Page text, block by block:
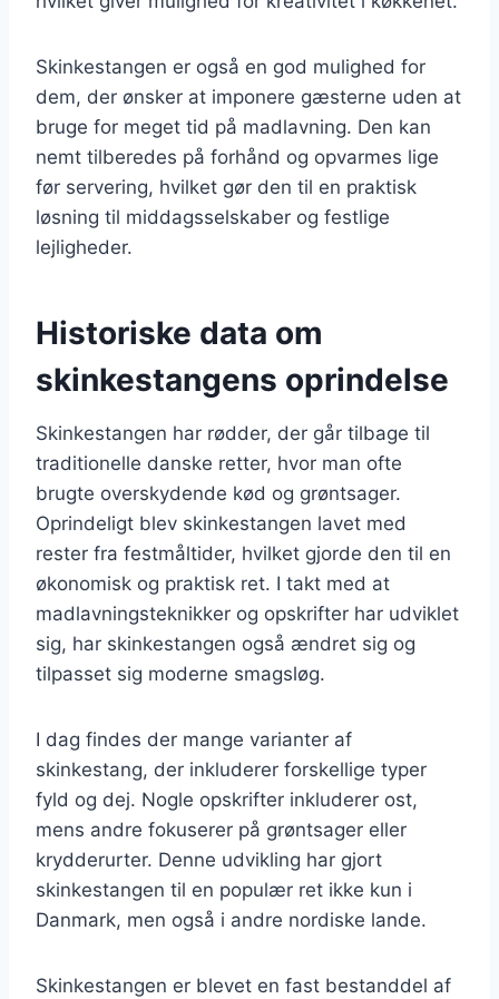
Skinkestangen er også en god mulighed for
dem, der ønsker at imponere gæsterne uden at
bruge for meget tid på madlavning. Den kan
nemt tilberedes på forhånd og opvarmes lige
før servering, hvilket gør den til en praktisk
løsning til middagsselskaber og festlige
lejligheder.
Historiske data om
skinkestangens oprindelse
Skinkestangen har rødder, der går tilbage til
traditionelle danske retter, hvor man ofte
brugte overskydende kød og grøntsager.
Oprindeligt blev skinkestangen lavet med
rester fra festmåltider, hvilket gjorde den til en
økonomisk og praktisk ret. I takt med at
madlavningsteknikker og opskrifter har udviklet
sig, har skinkestangen også ændret sig og
tilpasset sig moderne smagsløg.
I dag findes der mange varianter af
skinkestang, der inkluderer forskellige typer
fyld og dej. Nogle opskrifter inkluderer ost,
mens andre fokuserer på grøntsager eller
krydderurter. Denne udvikling har gjort
skinkestangen til en populær ret ikke kun i
Danmark, men også i andre nordiske lande.
Skinkestangen er blevet en fast bestanddel af